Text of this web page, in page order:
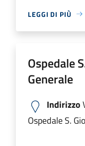
LEGGI DI PIÙ
Ospedale
Generale
Indirizzo
Ospedale S.